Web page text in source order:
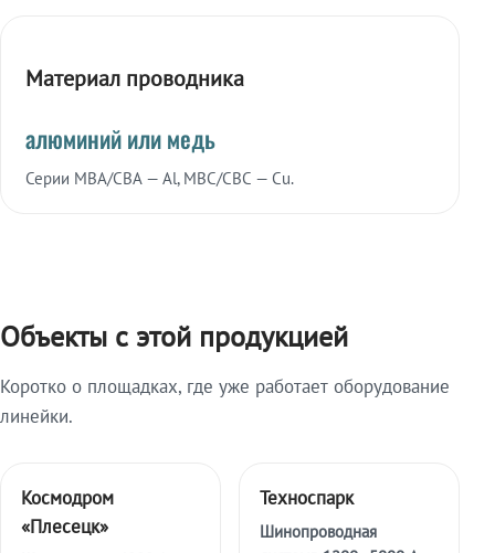
Материал проводника
алюминий или медь
Серии МВА/СВА — Al, МВС/СВС — Cu.
Объекты с этой продукцией
Коротко о площадках, где уже работает оборудование
линейки.
Космодром
«Плесецк»
Техноспарк
Шинопроводная